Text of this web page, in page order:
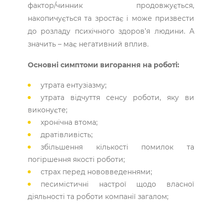
фактор/чинник продовжується,
накопичується та зростає і може призвести
до розладу психічного здоров’я людини. А
значить – має негативний вплив.
Основні симптоми вигорання на роботі:
утрата ентузіазму;
утрата відчуття сенсу роботи, яку ви
виконуєте;
хронічна втома;
дратівливість;
збільшення кількості помилок та
погіршення якості роботи;
страх перед нововведеннями;
песимістичні настрої щодо власної
діяльності та роботи компанії загалом;